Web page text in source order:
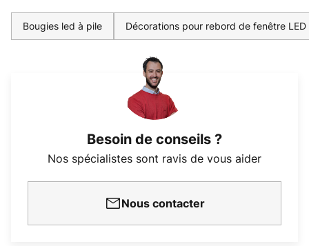
Bougies led à pile Décorations pour rebord de fenêtre LED
Besoin de conseils ?
Nos spécialistes sont ravis de vous aider
Nous contacter